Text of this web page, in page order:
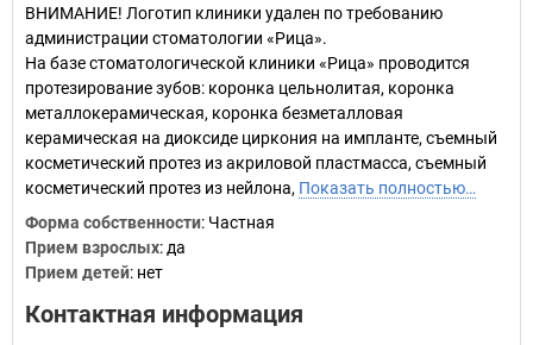
ВНИМАНИЕ! Логотип клиники удален по требованию
администрации стоматологии «Рица».
На базе стоматологической клиники «Рица» проводится
протезирование зубов: коронка цельнолитая, коронка
металлокерамическая, коронка безметалловая
керамическая на диоксиде циркония на импланте, съемный
косметический протез из акриловой пластмасса, съемный
косметический протез из нейлона, Показать полностью…
Форма собственности: Частная
Прием взрослых: да
Прием детей: нет
Контактная информация